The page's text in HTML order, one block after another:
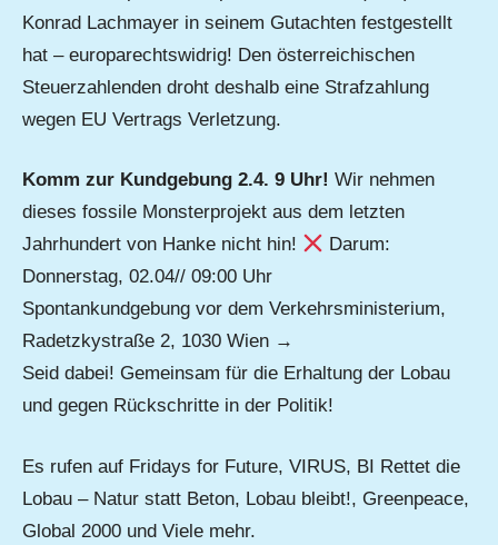
Konrad Lachmayer in seinem Gutachten festgestellt
hat – europarechtswidrig! Den österreichischen
Steuerzahlenden droht deshalb eine Strafzahlung
wegen EU Vertrags Verletzung.
Komm zur Kundgebung 2.4. 9 Uhr! Wir nehmen
dieses fossile Monsterprojekt aus dem letzten
Jahrhundert von Hanke nicht hin!
Darum:
Donnerstag, 02.04// 09:00 Uhr
Spontankundgebung vor dem Verkehrsministerium,
Radetzkystraße 2, 1030 Wien →
Seid dabei! Gemeinsam für die Erhaltung der Lobau
und gegen Rückschritte in der Politik!
Es rufen auf Fridays for Future, VIRUS, BI Rettet die
Lobau – Natur statt Beton, Lobau bleibt!, Greenpeace,
Global 2000 und Viele mehr.